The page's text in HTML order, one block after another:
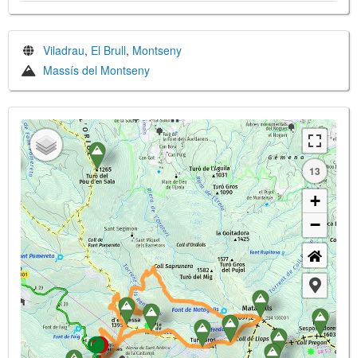
Viladrau, El Brull, Montseny
Massís del Montseny
13
+
−